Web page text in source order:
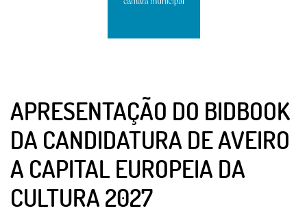
APRESENTAÇÃO DO BIDBOOK
DA CANDIDATURA DE AVEIRO
A CAPITAL EUROPEIA DA
CULTURA 2027